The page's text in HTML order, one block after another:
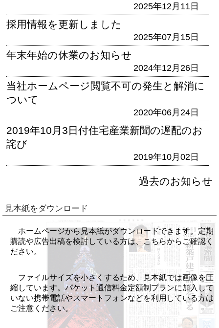
2025年12月11日
採用情報を更新しました
2025年07月15日
年末年始の休業のお知らせ
2024年12月26日
当社ホームページ閲覧不可の発生と解消に
ついて
2020年06月24日
2019年10月3日付住宅産業新聞の遅配のお
詫び
2019年10月02日
過去のお知らせ
見本紙をダウンロード
ホームページから見本紙がダウンロードできます。定期
購読や広告出稿を検討している方は、こちらからご確認く
ださい。
ファイルサイズを小さくするため、見本紙では画像を圧
縮しています。パケット通信料金定額制プランに加入して
いない携帯電話やスマートフォンなどを利用している方は
ご注意ください。